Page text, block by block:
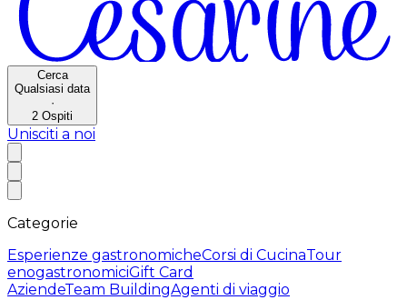
Cerca
Qualsiasi data
·
2 Ospiti
Unisciti a noi
Categorie
Esperienze gastronomicheCorsi di CucinaTour
enogastronomiciGift Card
AziendeTeam BuildingAgenti di viaggio